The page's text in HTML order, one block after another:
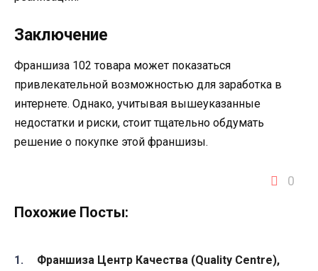
Заключение
Франшиза 102 товара может показаться
привлекательной возможностью для заработка в
интернете. Однако, учитывая вышеуказанные
недостатки и риски, стоит тщательно обдумать
решение о покупке этой франшизы.
0
Похожие Посты:
Франшиза Центр Качества (Quality Centre),